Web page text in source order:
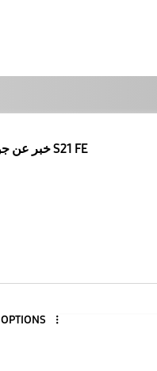
خبر عن جوالات S21 FE
OPTIONS